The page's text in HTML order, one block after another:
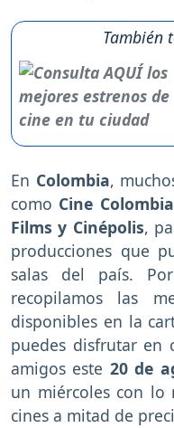
También
En Colombia,
como Cine Colombia
Films y Cinépolis,
producciones que
salas del país.
recopilamos las
disponibles en la
puedes disfrutar en
amigos este 20 de
un miércoles con lo
cines a mitad de